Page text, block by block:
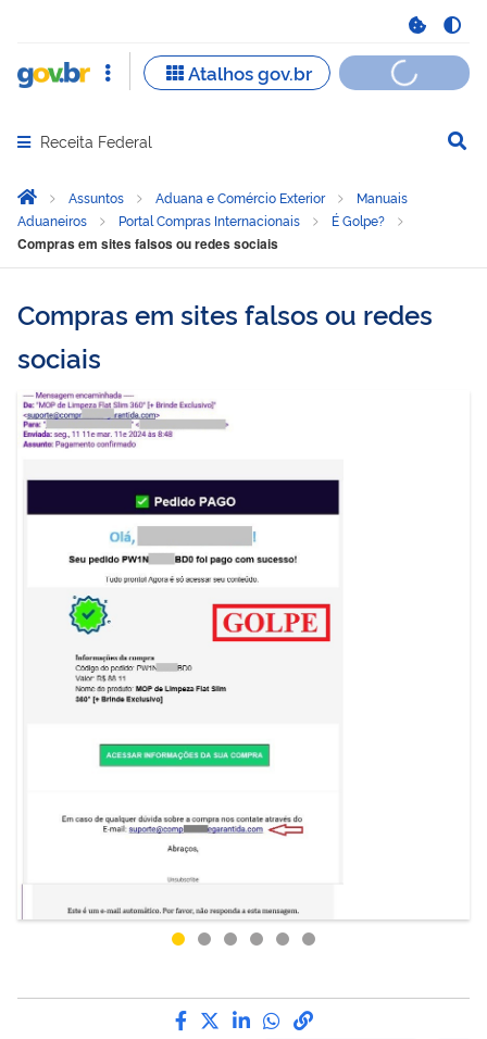
Abrir menu principal de navegação
Receita Federal
Você está aqui:
Página Inicial
Assuntos Aduana e Comércio Exterior
Manuais
Aduaneiros
Portal Compras Internacionais É Golpe?
Compras em sites falsos ou redes sociais
Compras em sites falsos ou redes
sociais
Compartilhe por Facebook
Compartilhe por Twitter
Compartilhe por LinkedIn
Compartilhe por
link para Copiar